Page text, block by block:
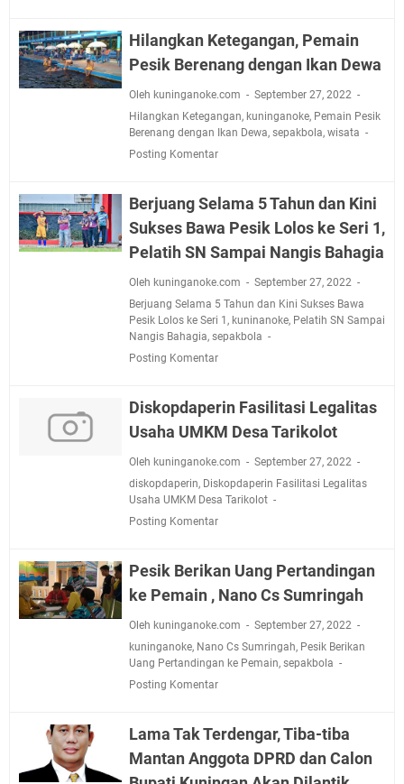
Hilangkan Ketegangan, Pemain
Pesik Berenang dengan Ikan Dewa
Oleh kuninganoke.com
September 27, 2022
Hilangkan Ketegangan, kuninganoke, Pemain Pesik
Berenang dengan Ikan Dewa, sepakbola, wisata
Posting Komentar
Berjuang Selama 5 Tahun dan Kini
Sukses Bawa Pesik Lolos ke Seri 1,
Pelatih SN Sampai Nangis Bahagia
Oleh kuninganoke.com
September 27, 2022
Berjuang Selama 5 Tahun dan Kini Sukses Bawa
Pesik Lolos ke Seri 1 , kuninanoke, Pelatih SN Sampai
Nangis Bahagia, sepakbola
Posting Komentar
Diskopdaperin Fasilitasi Legalitas
Usaha UMKM Desa Tarikolot
Oleh kuninganoke.com
September 27, 2022
diskopdaperin, Diskopdaperin Fasilitasi Legalitas
Usaha UMKM Desa Tarikolot
Posting Komentar
Pesik Berikan Uang Pertandingan
ke Pemain , Nano Cs Sumringah
Oleh kuninganoke.com
September 27, 2022
kuninganoke, Nano Cs Sumringah, Pesik Berikan
Uang Pertandingan ke Pemain, sepakbola
Posting Komentar
Lama Tak Terdengar, Tiba-tiba
Mantan Anggota DPRD dan Calon